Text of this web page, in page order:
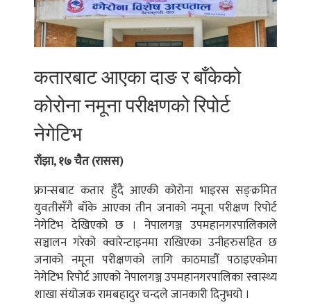
कतारबाट आएका दाङ र बाँकेको
कोरोना नमूना परीक्षणको रिपोर्ट
नेगेटिभ
राँझा, १७ चैत (रासस)
फ्रान्सबाट कतार हुँदै आएकी कोरोना भाइरस सङ्क्रमित
युवतीसँगै बाँके आएका तीन जनाको नमूना परीक्षण रिपोर्ट
नेगेटिभ देखिएको छ । नेपालगञ्ज उपमहानगरपालिकाले
सञ्चालन गरेको क्वारेन्टाइनमा राखिएका उनीहरुसहित छ
जनाको नमूना परीक्षणको लागि काठमाडौँ पठाइएकोमा
नेगेटिभ रिपोर्ट आएको नेपालगञ्ज उपमहानगरपालिका स्वास्थ्य
शाखा संयोजक रामबहादुर चन्दले जानकारी दिनुभयो ।